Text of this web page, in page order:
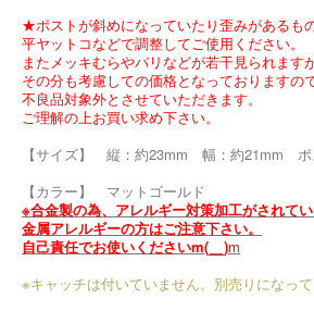
★ポストが斜めになっていたり歪みがあるも
平ヤットコなどで調整してご使用ください。
またメッキむらやバリなどが若干見られますが
その分も考慮しての価格となっておりますので
不良品対象外とさせていただきます。
ご理解の上お買い求め下さい。
【サイズ】 縦：約23mm 幅：約21mm ポ
【カラー】 マットゴールド
※合金製の為、アレルギー対策加工がされてい
金属アレルギーの方はご注意下さい。
自己責任でお使いくださいm(__)m
※キャッチは付いていません。別売りになっ